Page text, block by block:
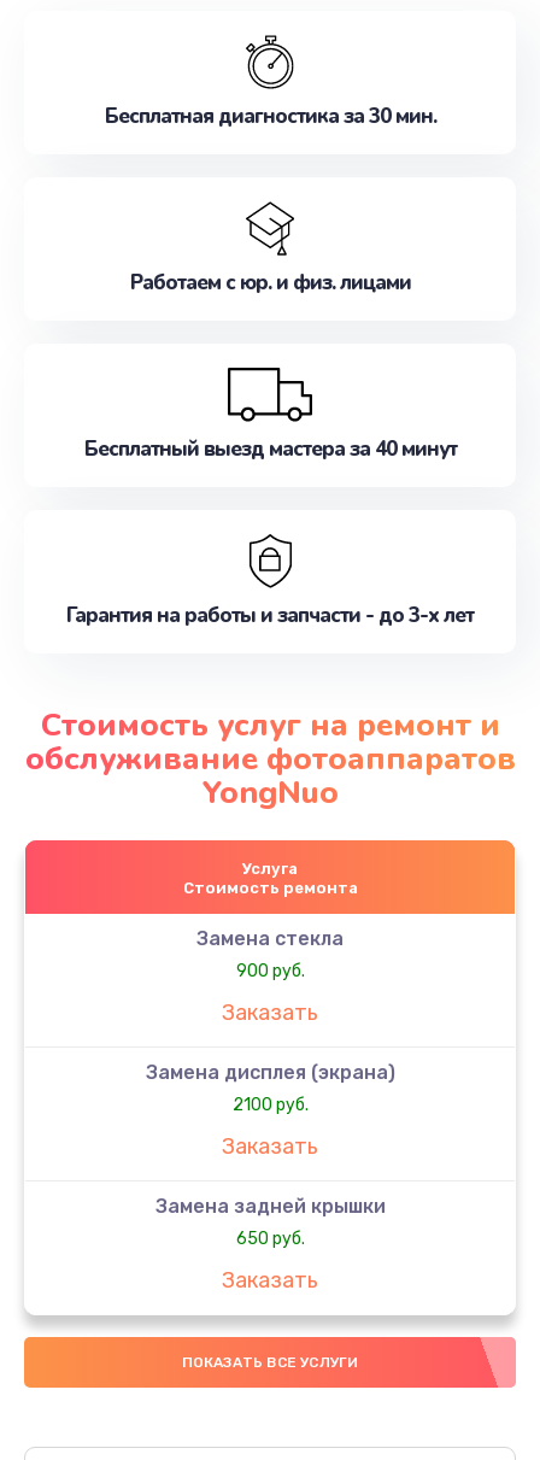
Бесплатная диагностика за 30 мин.
Работаем с юр. и физ. лицами
Бесплатный выезд мастера за 40 минут
Гарантия на работы и запчасти - до 3-х лет
Стоимость услуг на ремонт и
обслуживание фотоаппаратов
YongNuo
Услуга
Стоимость ремонта
Замена стекла
900 руб.
Заказать
Замена дисплея (экрана)
2100 руб.
Заказать
Замена задней крышки
650 руб.
Заказать
Замена аккумулятора
4000 руб.
ПОКАЗАТЬ ВСЕ УСЛУГИ